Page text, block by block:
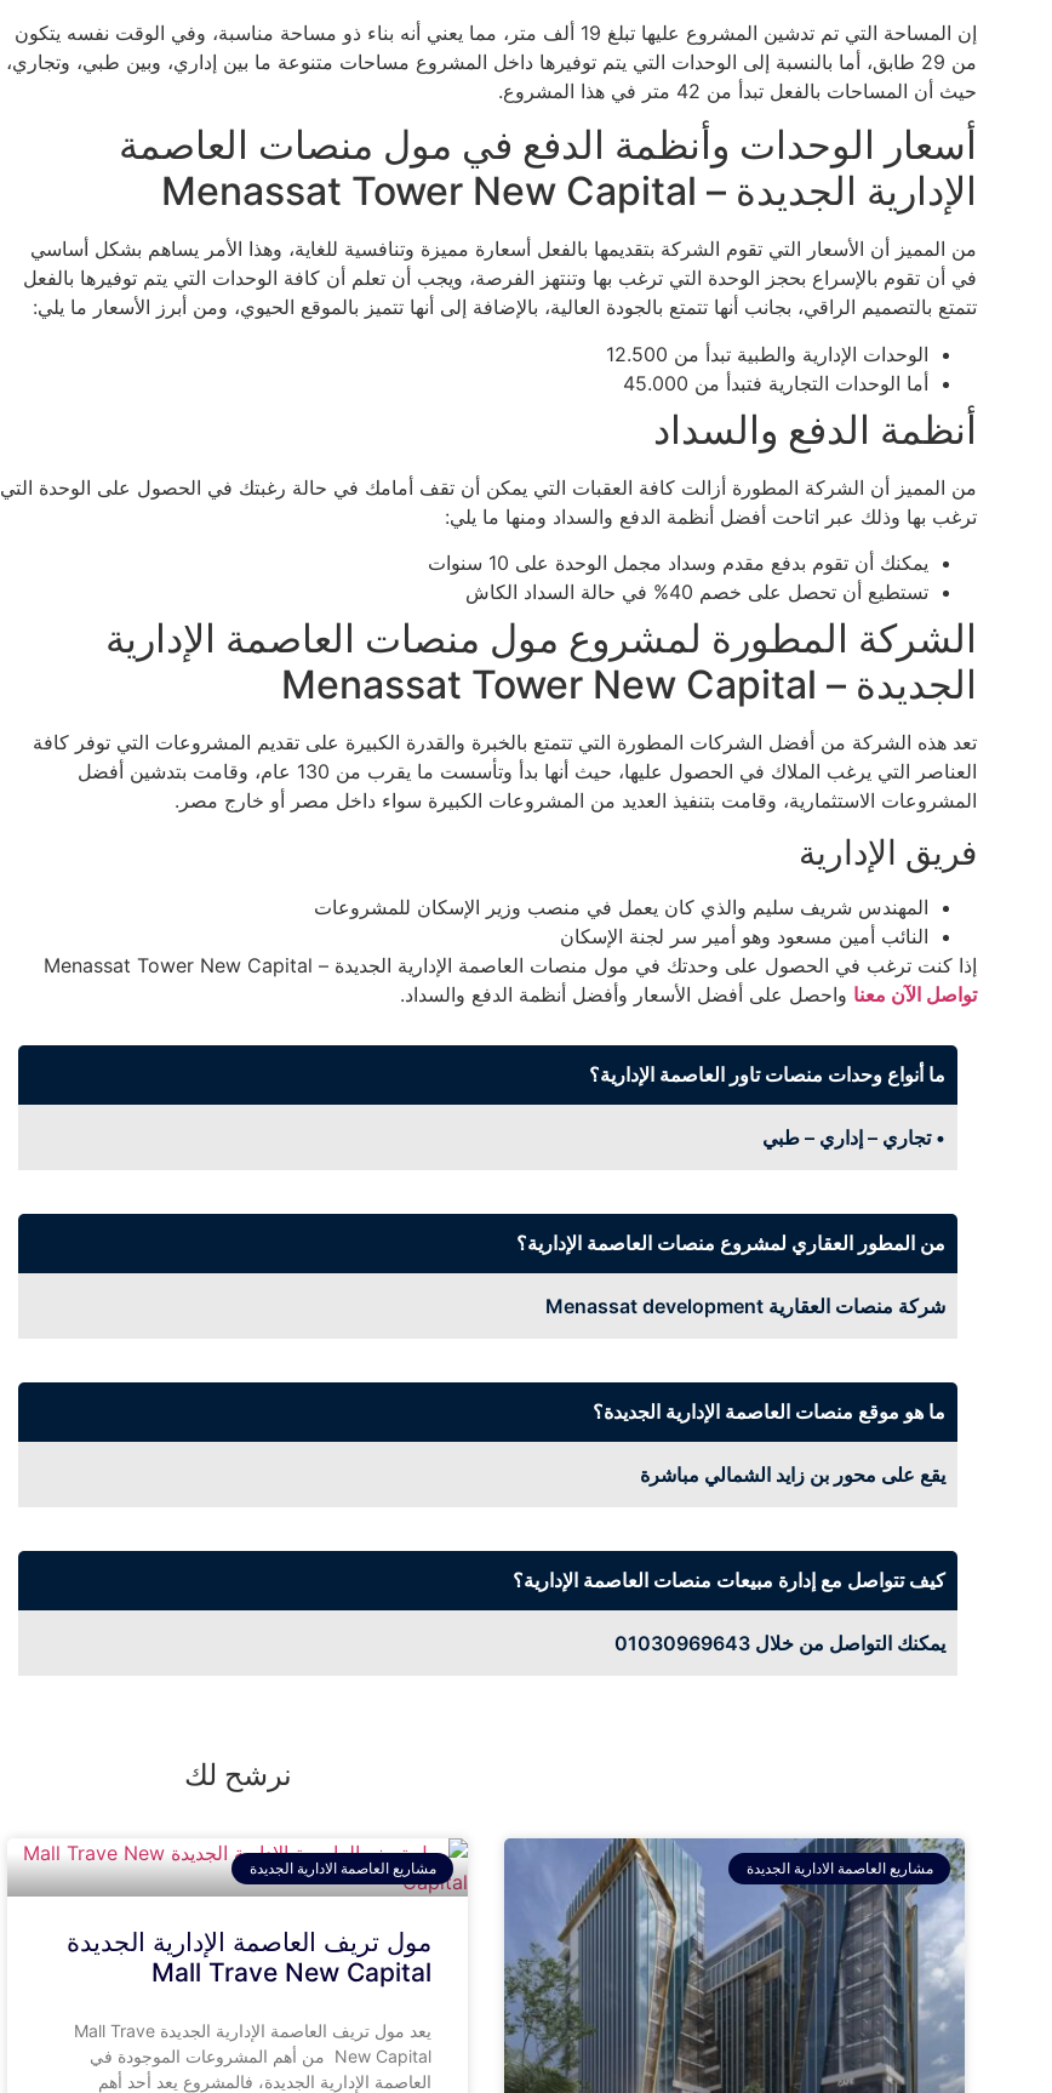
إن المساحة التي تم تدشين المشروع عليها تبلغ 19 ألف متر، مما يعني أنه بناء ذو مساحة مناسبة، وفي الوقت نفسه يتكون
من 29 طابق، أما بالنسبة إلى الوحدات التي يتم توفيرها داخل المشروع مساحات متنوعة ما بين إداري، وبين طبي، وتجاري،
حيث أن المساحات بالفعل تبدأ من 42 متر في هذا المشروع.
أسعار الوحدات وأنظمة الدفع في مول منصات العاصمة
الإدارية الجديدة – Menassat Tower New Capital
من المميز أن الأسعار التي تقوم الشركة بتقديمها بالفعل أسعارة مميزة وتنافسية للغاية، وهذا الأمر يساهم بشكل أساسي
في أن تقوم بالإسراع بحجز الوحدة التي ترغب بها وتنتهز الفرصة، ويجب أن تعلم أن كافة الوحدات التي يتم توفيرها بالفعل
تتمتع بالتصميم الراقي، بجانب أنها تتمتع بالجودة العالية، بالإضافة إلى أنها تتميز بالموقع الحيوي، ومن أبرز الأسعار ما يلي:
الوحدات الإدارية والطبية تبدأ من 12.500
أما الوحدات التجارية فتبدأ من 45.000
أنظمة الدفع والسداد
من المميز أن الشركة المطورة أزالت كافة العقبات التي يمكن أن تقف أمامك في حالة رغبتك في الحصول على الوحدة التي
ترغب بها وذلك عبر اتاحت أفضل أنظمة الدفع والسداد ومنها ما يلي:
يمكنك أن تقوم بدفع مقدم وسداد مجمل الوحدة على 10 سنوات
تستطيع أن تحصل على خصم 40% في حالة السداد الكاش
الشركة المطورة لمشروع مول منصات العاصمة الإدارية
الجديدة – Menassat Tower New Capital
تعد هذه الشركة من أفضل الشركات المطورة التي تتمتع بالخبرة والقدرة الكبيرة على تقديم المشروعات التي توفر كافة
العناصر التي يرغب الملاك في الحصول عليها، حيث أنها بدأ وتأسست ما يقرب من 130 عام، وقامت بتدشين أفضل
المشروعات الاستثمارية، وقامت بتنفيذ العديد من المشروعات الكبيرة سواء داخل مصر أو خارج مصر.
فريق الإدارية
المهندس شريف سليم والذي كان يعمل في منصب وزير الإسكان للمشروعات
النائب أمين مسعود وهو أمير سر لجنة الإسكان
إذا كنت ترغب في الحصول على وحدتك في مول منصات العاصمة الإدارية الجديدة – Menassat Tower New Capital
تواصل الآن معنا واحصل على أفضل الأسعار وأفضل أنظمة الدفع والسداد.
ما أنواع وحدات منصات تاور العاصمة الإدارية؟
• تجاري – إداري – طبي
من المطور العقاري لمشروع منصات العاصمة الإدارية؟
شركة منصات العقارية Menassat development
ما هو موقع منصات العاصمة الإدارية الجديدة؟
يقع على محور بن زايد الشمالي مباشرة
كيف تتواصل مع إدارة مبيعات منصات العاصمة الإدارية؟
يمكنك التواصل من خلال 01030969643
نرشح لك
مشاريع العاصمة الادارية الجديدة مشاريع العاصمة الادارية الجديدة
مول تريف العاصمة الإدارية الجديدة
Mall Trave New Capital
يعد مول تريف العاصمة الإدارية الجديدة Mall Trave
New Capital من أهم المشروعات الموجودة في
العاصمة الإدارية الجديدة، فالمشروع يعد أحد أهم